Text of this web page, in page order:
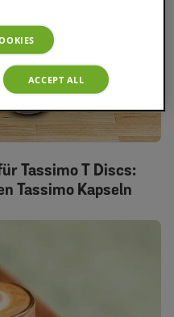
Tassimo T Discs:
Tassimo Kapseln
ACCEPT ALL